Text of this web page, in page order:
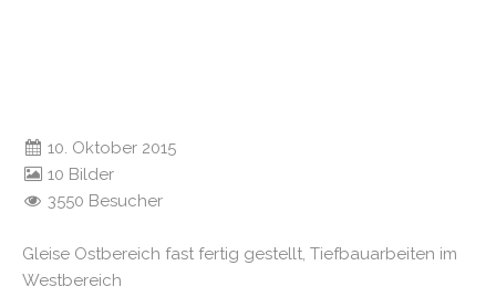
10. Oktober 2015
10 Bilder
3550 Besucher
Gleise Ostbereich fast fertig gestellt, Tiefbauarbeiten im
Westbereich